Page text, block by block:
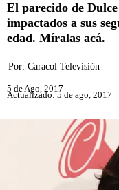
El parecido de
impactados a sus
edad. Míralas acá.
Por: Caracol Televisión
5 de Ago, 2017
Actualizado: 5 de ago, 2017